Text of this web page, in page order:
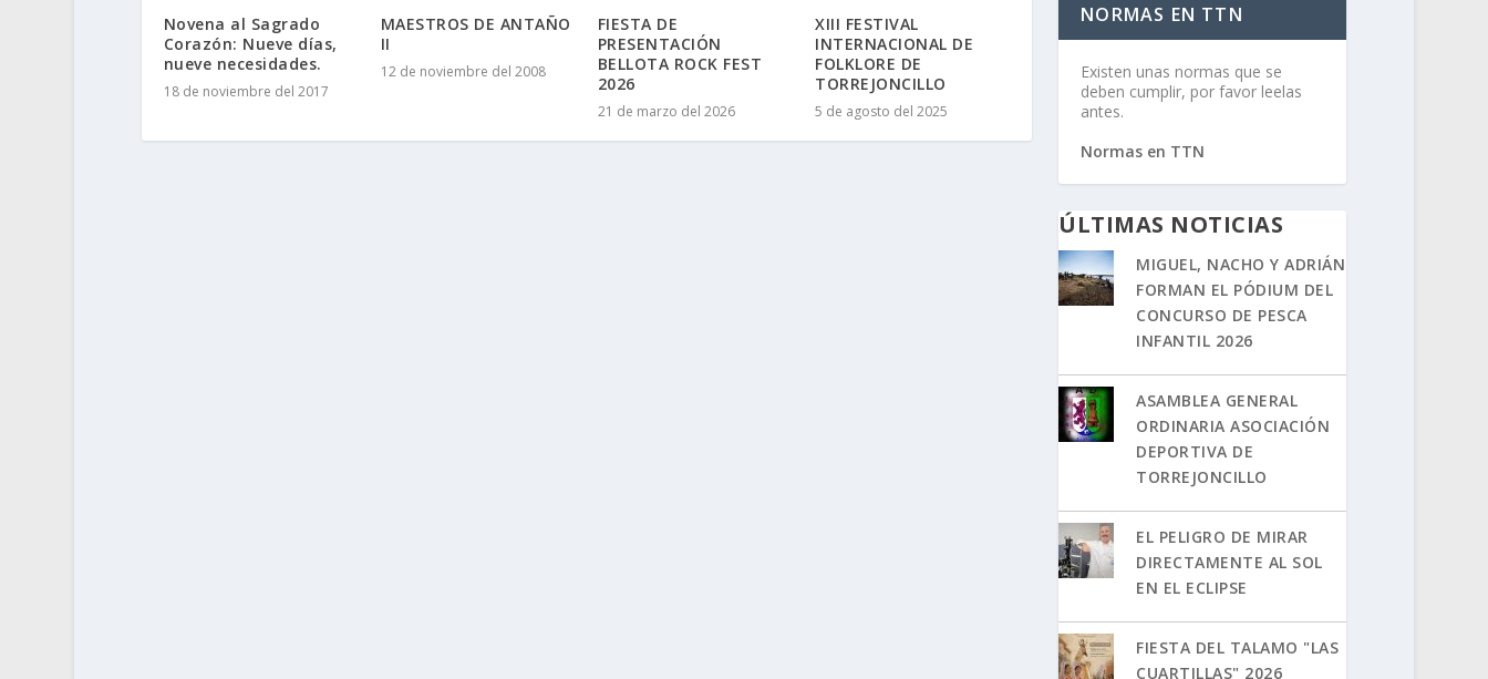
Novena al Sagrado
Corazón: Nueve días,
nueve necesidades.
18 de noviembre del 2017
MAESTROS DE ANTAÑO
II
12 de noviembre del 2008
FIESTA DE
PRESENTACIÓN
BELLOTA ROCK FEST
2026
21 de marzo del 2026
XIII FESTIVAL
INTERNACIONAL DE
FOLKLORE DE
TORREJONCILLO
5 de agosto del 2025
NORMAS EN TTN
Existen unas normas que se
deben cumplir, por favor leelas
antes.
Normas en TTN
ÚLTIMAS NOTICIAS
MIGUEL, NACHO Y ADRIÁN
FORMAN EL PÓDIUM DEL
CONCURSO DE PESCA
INFANTIL 2026
ASAMBLEA GENERAL
ORDINARIA ASOCIACIÓN
DEPORTIVA DE
TORREJONCILLO
EL PELIGRO DE MIRAR
DIRECTAMENTE AL SOL
EN EL ECLIPSE
FIESTA DEL TALAMO "LAS
CUARTILLAS" 2026